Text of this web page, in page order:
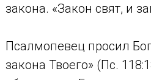
закона. «Закон свят, и
Псалмопевец просил
закона Твоего» (Пс.